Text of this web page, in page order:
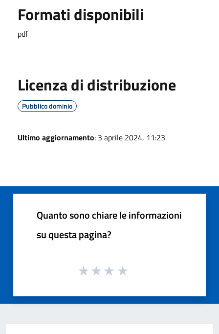
Formati disponibili
pdf
Licenza di distribuzione
Pubblico dominio
Ultimo aggiornamento: 3 aprile 2024, 11:23
Quanto sono chiare le informazioni
su questa pagina?